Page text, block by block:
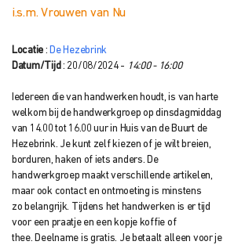
i.s.m. Vrouwen van Nu
Locatie : De Hezebrink
Datum/Tijd : 20/08/2024 - 14:00 - 16:00
Iedereen die van handwerken houdt, is van harte
welkom bij de handwerkgroep op dinsdagmiddag
van 14.00 tot 16.00 uur in Huis van de Buurt de
Hezebrink. Je kunt zelf kiezen of je wilt breien,
borduren, haken of iets anders. De
handwerkgroepmaakt verschillende artikelen,
maar ook contact en ontmoeting is minstens
zo belangrijk. Tijdens het handwerken is er tijd
voor een praatje en een kopje koffie of
thee. Deelname is gratis. Je betaalt alleen voor je